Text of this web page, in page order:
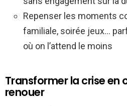
Repenser les moments
familiale, soirée jeux…
où on l’attend le moins
Transformer la crise en
renouer